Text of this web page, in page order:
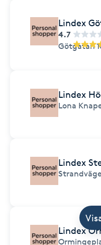
Lindex
4.7
Götgatan
Lindex
Lona
Lindex
Lindex